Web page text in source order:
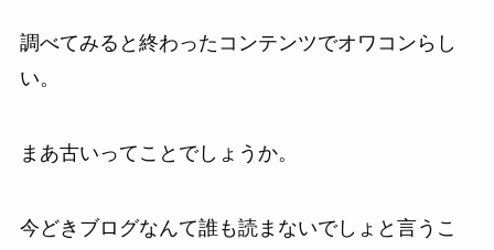
調べてみると終わったコンテンツでオワコンらし
い。
まあ古いってことでしょうか。
今どきブログなんて誰も読まないでしょと言うこ